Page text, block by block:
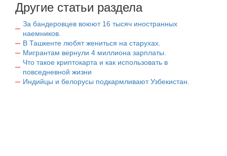
Другие статьи раздела
За бандеровцев воюют 16 тысяч иностранных
наемников.
В Ташкенте любят жениться на старухах.
Мигрантам вернули 4 миллиона зарплаты.
Что такое криптокарта и как использовать в
повседневной жизни
Индийцы и белорусы подкармливают Узбекистан.